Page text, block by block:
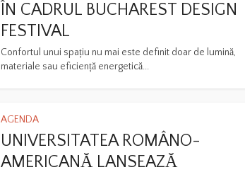
ÎN CADRUL BUCHAREST DESIGN
FESTIVAL
Confortul unui spațiu nu mai este definit doar de lumină,
materiale sau eficiență energetică...
AGENDA
UNIVERSITATEA ROMÂNO-
AMERICANĂ LANSEAZĂ